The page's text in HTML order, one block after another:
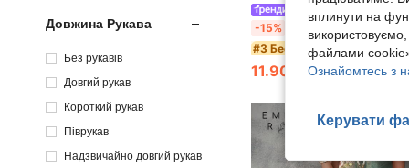
Довжина Рукава
Без рукавів
Довгий рукав
Короткий рукав
Піврукав
Надзвичайно довгий рукав
-15% Flirla Жіноча синьо-біла смугаста сукня А-силуету без бретелей, сексуальна, у європейському та
#3 Бестселер
11.90€ 100+ продано
вплинути на
файлами
Ознайомтесь з
Керувати